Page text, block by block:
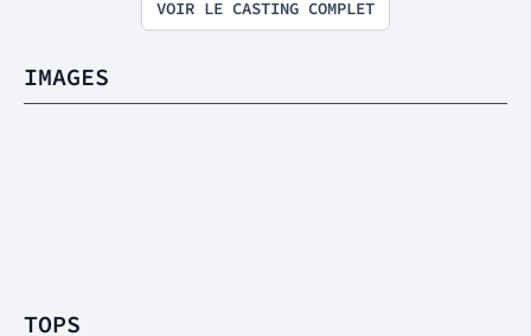
VOIR LE CASTING COMPLET
IMAGES
TOPS